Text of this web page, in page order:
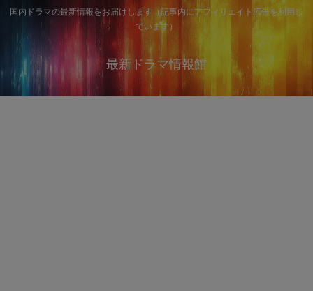
国内ドラマの最新情報をお届けします（記事内にアフィリエイト広告を利用し
ています）
最新ドラマ情報館